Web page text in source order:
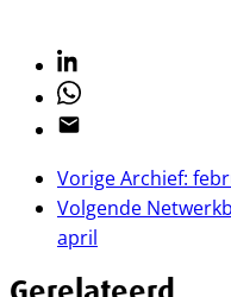
Linkedin
Whatsapp
Email
VorigeArchief:
Volgende
april